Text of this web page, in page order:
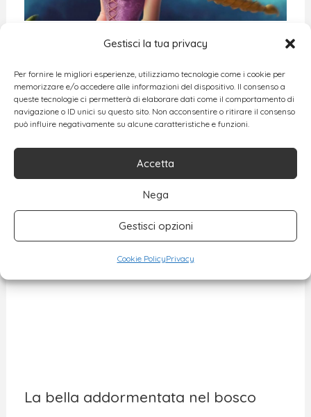
Gestisci la tua privacy
Per fornire le migliori esperienze, utilizziamo tecnologie come i cookie per
memorizzare e/o accedere alle informazioni del dispositivo. Il consenso a
queste tecnologie ci permetterà di elaborare dati come il comportamento di
navigazione o ID unici su questo sito. Non acconsentire o ritirare il consenso
può influire negativamente su alcune caratteristiche e funzioni.
Accetta
Nega
Gestisci opzioni
Cookie PolicyPrivacy
La bella addormentata nel bosco